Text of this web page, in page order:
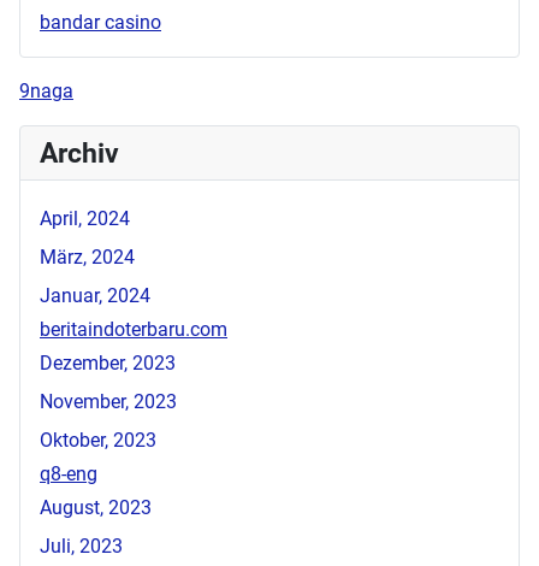
bandar casino
9naga
Archiv
April, 2024
März, 2024
Januar, 2024
beritaindoterbaru.com
Dezember, 2023
November, 2023
Oktober, 2023
q8-eng
August, 2023
Juli, 2023